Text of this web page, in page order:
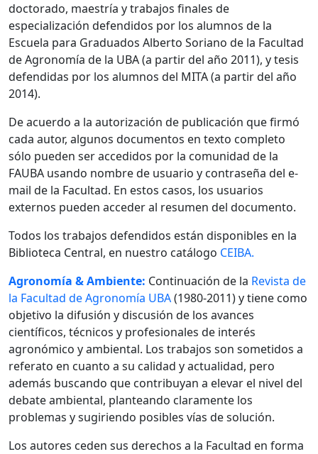
doctorado, maestría y trabajos finales de
especialización defendidos por los alumnos de la
Escuela para Graduados Alberto Soriano de la Facultad
de Agronomía de la UBA (a partir del año 2011), y tesis
defendidas por los alumnos del MITA (a partir del año
2014).
De acuerdo a la autorización de publicación que firmó
cada autor, algunos documentos en texto completo
sólo pueden ser accedidos por la comunidad de la
FAUBA usando nombre de usuario y contraseña del e-
mail de la Facultad. En estos casos, los usuarios
externos pueden acceder al resumen del documento.
Todos los trabajos defendidos están disponibles en la
Biblioteca Central, en nuestro catálogo CEIBA.
Agronomía & Ambiente: Continuación de la Revista de
la Facultad de Agronomía UBA(1980-2011) y tiene como
objetivo la difusión y discusión de los avances
científicos, técnicos y profesionales de interés
agronómico y ambiental. Los trabajos son sometidos a
referato en cuanto a su calidad y actualidad, pero
además buscando que contribuyan a elevar el nivel del
debate ambiental, planteando claramente los
problemas y sugiriendo posibles vías de solución.
Los autores ceden sus derechos a la Facultad en forma